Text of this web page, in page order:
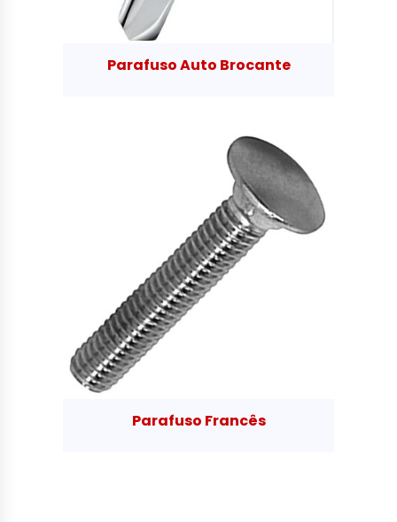
Parafuso Auto Brocante
Parafuso Francês